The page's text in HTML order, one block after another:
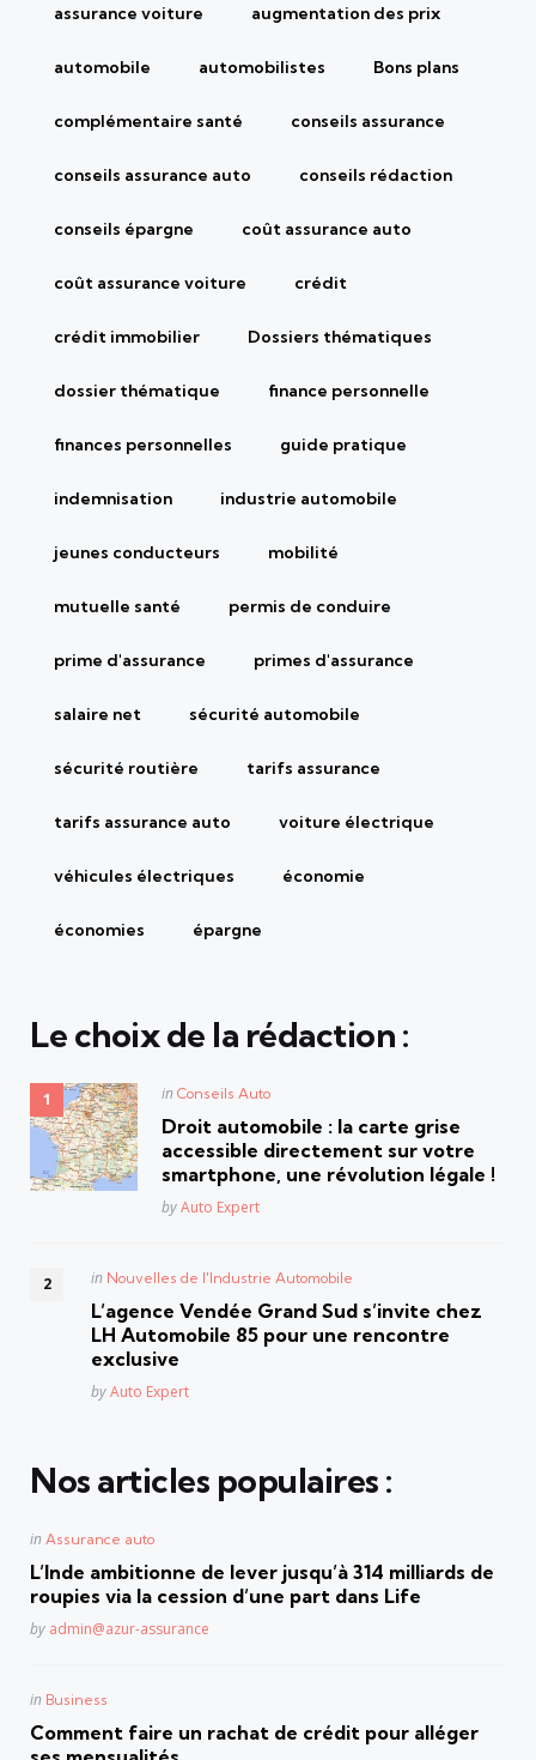
assurance voiture augmentation des prix
automobile automobilistes Bons plans
complémentaire santé conseils assurance
conseils assurance auto conseils rédaction
conseils épargne coût assurance auto
coût assurance voiture crédit
crédit immobilier Dossiers thématiques
dossier thématique finance personnelle
finances personnelles guide pratique
indemnisation industrie automobile
jeunes conducteurs mobilité
mutuelle santé permis de conduire
prime d'assurance primes d'assurance
salaire net sécurité automobile
sécurité routière tarifs assurance
tarifs assurance auto voiture électrique
véhicules électriques économie
économies épargne
Le choix de la rédaction :
Posted
in Conseils Auto
Droit automobile : la carte grise
accessible directement sur votre
smartphone, une révolution légale !
Posted
byAuto Expert
Posted
in Nouvelles de l'Industrie Automobile
L’agence Vendée Grand Sud s’invite chez
LH Automobile 85 pour une rencontre
exclusive
Posted
byAuto Expert
Nos articles populaires :
Posted
in Assurance auto
L’Inde ambitionne de lever jusqu’à 314 milliards de
roupies via la cession d’une part dans Life
Posted
by admin@azur-assurance
Posted
in Business
Comment faire un rachat de crédit pour alléger